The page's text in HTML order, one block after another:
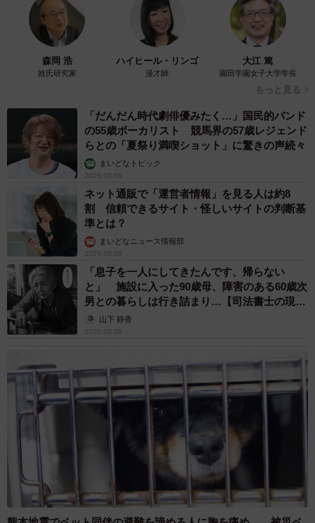
森岡 浩
姓氏研究家
ハイヒール・リンゴ
漫才師
大江 篤
園田学園女子大学学長
もっと見る
「だんだん時代劇俳優みたく…」国民的バンド
の55歳ボーカリスト 競馬界の57歳レジェンド
らとの「夏祭り満喫ショット」に驚きの声続々
まいどなトピック
2026.08.08
ネット通販で「運営者情報」を見る人は約8
割 信頼できるサイト・怪しいサイトの判断基
準とは？
まいどなニュース情報部
2026.08.08
「息子を一人にしてきたんです、帰らない
と」 施設に入った90歳母、障害のある60歳次
男との暮らしは行き詰まり…【司法書士の現場
から】山下 静香
2026.08.08